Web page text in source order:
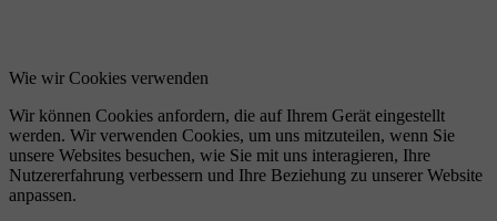
Wie wir Cookies verwenden
Wir können Cookies anfordern, die auf Ihrem Gerät eingestellt
werden. Wir verwenden Cookies, um uns mitzuteilen, wenn Sie
unsere Websites besuchen, wie Sie mit uns interagieren, Ihre
Nutzererfahrung verbessern und Ihre Beziehung zu unserer Website
anpassen.